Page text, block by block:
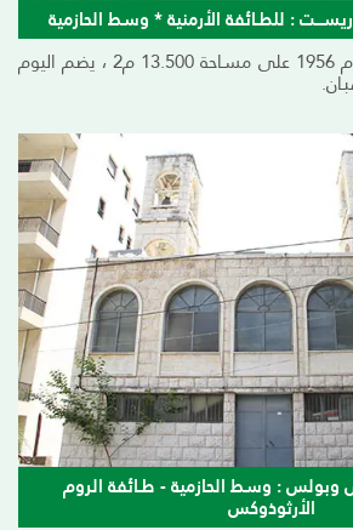
: للطـائفة الأرمنية * وسط الحازمية
تـــأسس في الحـازمية عـام 1956 على مسـاحة 13.500 م2 ، يضم اليوم
وبولس : وسط الحازمية - طـائفة الروم
الأرثوذوكس